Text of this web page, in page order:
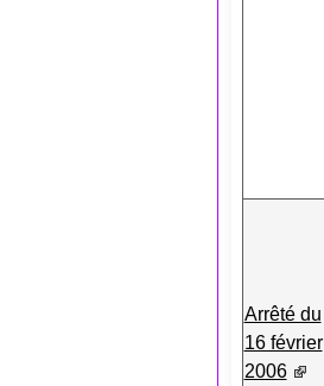
Arrêté du
16 février
2006